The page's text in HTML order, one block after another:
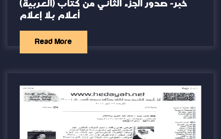
(العربية) خبر- صدور الجزء الثاني من كتاب
أعلام بلا إعلام
Read More